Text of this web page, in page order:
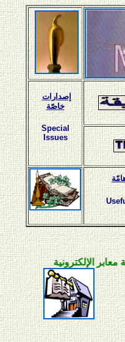
إصدارات
خاصّة
Special
Issues